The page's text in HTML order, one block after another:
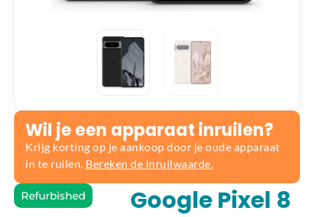
Wil je een apparaat inruilen?
Krijg korting op je aankoop door je oude apparaat
in te ruilen. Bereken de inruilwaarde.
Refurbished
Google Pixel 8